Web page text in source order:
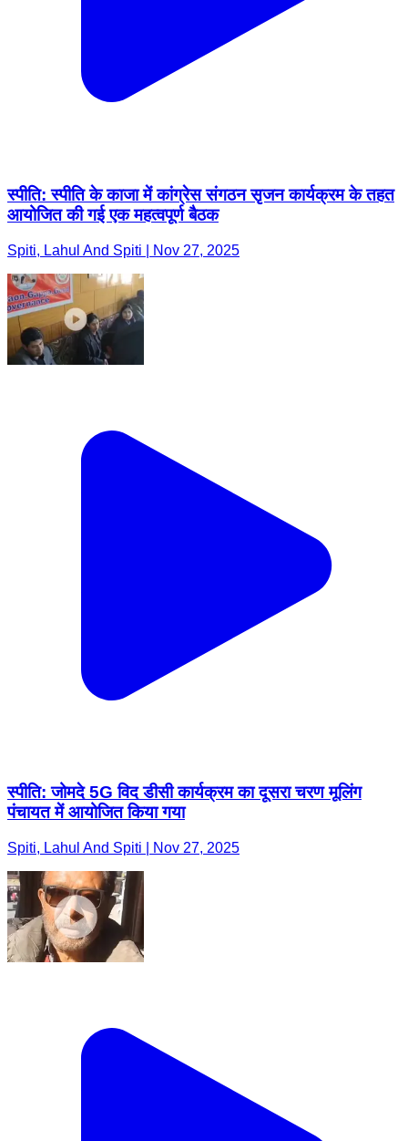
स्पीति: स्पीति के काजा में कांग्रेस संगठन सृजन कार्यक्रम के तहत
आयोजित की गई एक महत्वपूर्ण बैठक
Spiti, Lahul And Spiti | Nov 27, 2025
स्पीति: जोमदे 5G विद डीसी कार्यक्रम का दूसरा चरण मूलिंग
पंचायत में आयोजित किया गया
Spiti, Lahul And Spiti | Nov 27, 2025